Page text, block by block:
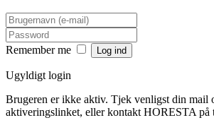
Remember me
Ugyldigt login
Brugeren er ikke aktiv. Tjek venligst din mail
aktiveringslinket, eller kontakt HORESTA på